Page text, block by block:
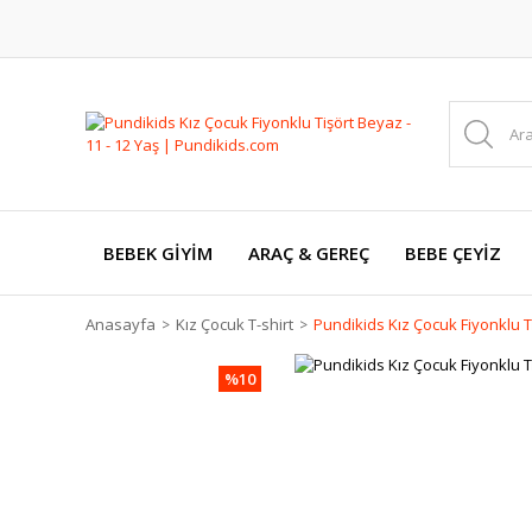
BEBEK GİYİM ARAÇ & GEREÇ BEBE ÇEYİZ
Anasayfa Kız Çocuk T-shirt Pundikids Kız Çocuk Fiyonklu
%10